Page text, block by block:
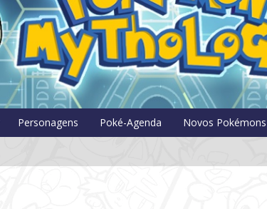
Personagens Poké-Agenda Novos Pokémons